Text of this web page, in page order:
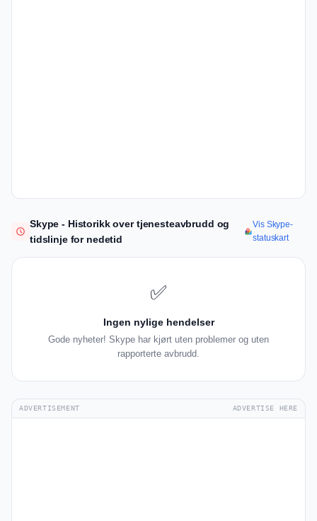
Skype - Historikk over tjenesteavbrudd og
tidslinje for nedetid
Vis Skype-
statuskart
✅
Ingen nylige hendelser
Gode nyheter! Skype har kjørt uten problemer og uten
rapporterte avbrudd.
ADVERTISEMENT ADVERTISE HERE